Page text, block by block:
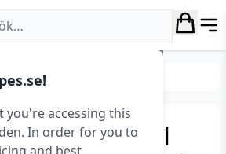
you're accessing this
In order for you to
– Traditional